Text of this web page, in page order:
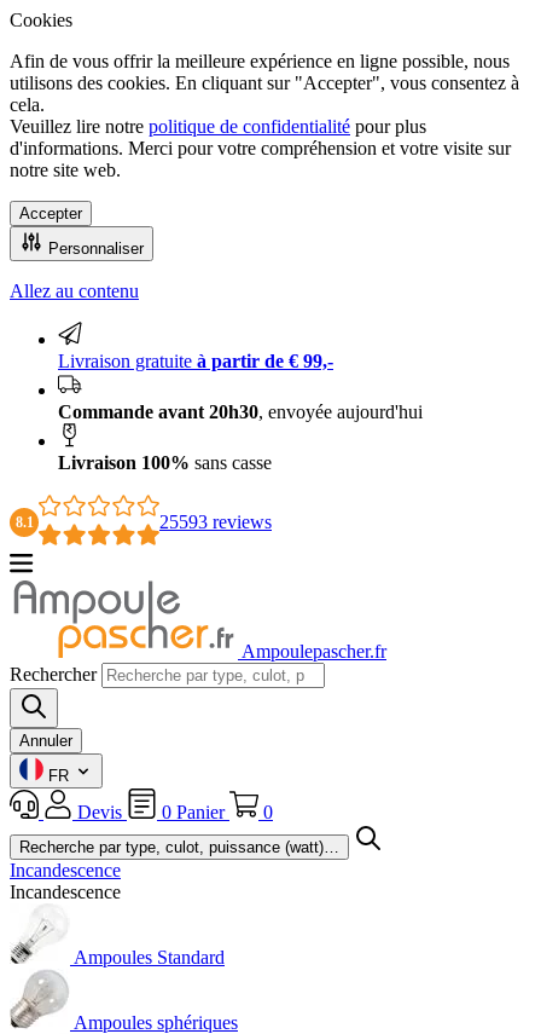
Cookies
Afin de vous offrir la meilleure expérience en ligne possible, nous
utilisons des cookies. En cliquant sur "Accepter", vous consentez à
cela.
Veuillez lire notre politique de confidentialité pour plus
d'informations. Merci pour votre compréhension et votre visite sur
notre site web.
Accepter
Personnaliser
Livraison 100% sans casse
Allez au contenu
Livraison gratuite à partir de € 99,-
Commande avant 20h30, envoyée aujourd'hui
Livraison 100% sans casse
8.1 25593 reviews
Ampoulepascher.fr
Rechercher
Annuler
FR
Devis 0 Panier 0
Incandescence
Incandescence
Ampoules Standard
Ampoules sphériques